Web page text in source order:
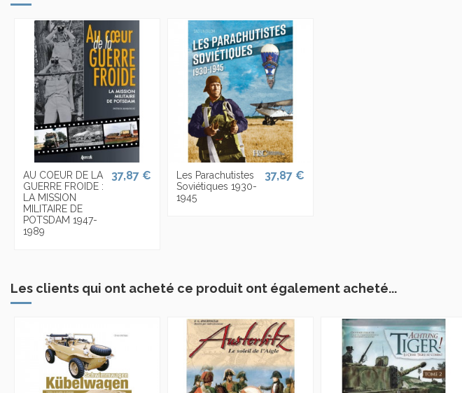
AU COEUR DE LA
GUERRE FROIDE :
LA MISSION
MILITAIRE DE
POTSDAM 1947-
1989
37,87 €
Les Parachutistes
Soviétiques 1930-
1945
37,87 €
Les clients qui ont acheté ce produit ont également acheté...